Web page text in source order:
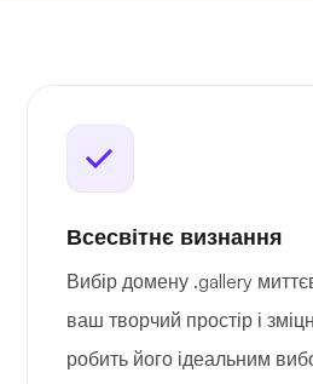
Всесвітнє визнання
Вибір домену .gallery
ваш творчий простір і
робить його ідеальним